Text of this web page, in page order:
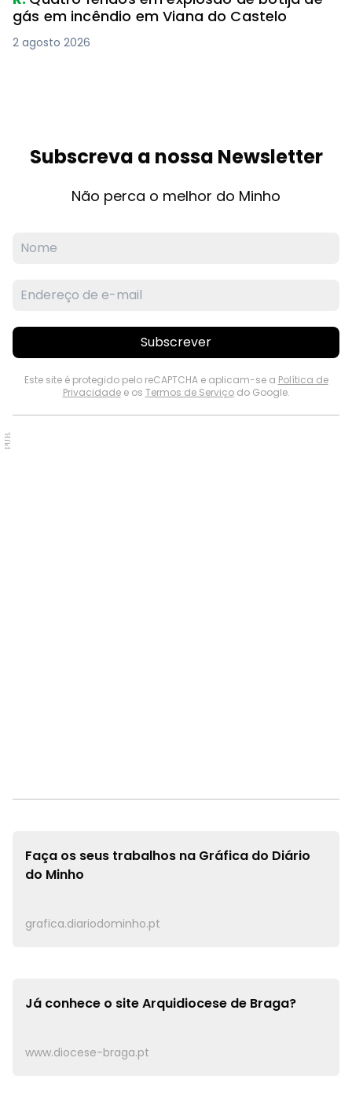
gás em incêndio em Viana do Castelo
2 agosto 2026
Subscreva a nossa Newsletter
Não perca o melhor do Minho
Subscrever
Este site é protegido pelo reCAPTCHA e aplicam-se a Política de
Privacidadee os Termos de Serviçodo Google.
PUB.
Faça os seus trabalhos na Gráfica do Diário
do Minho
grafica.diariodominho.pt
Já conhece o siteArquidiocese de Braga?
www.diocese-braga.pt